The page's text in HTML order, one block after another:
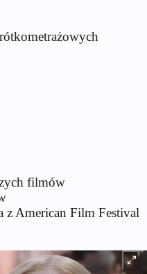
filmów
z American Film Festival